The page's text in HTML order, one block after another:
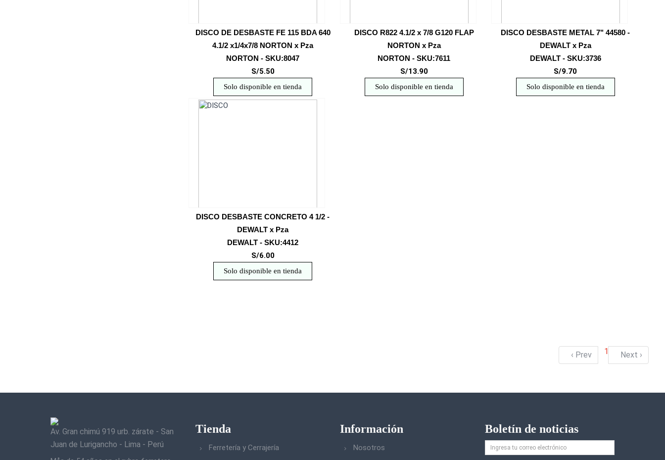
DISCO DE DESBASTE FE 115 BDA 640
4.1/2 x1/4x7/8 NORTON x Pza
NORTON - SKU:8047
S/5.50
Solo disponible en tienda
DISCO R822 4.1/2 x 7/8 G120 FLAP
NORTON x Pza
NORTON - SKU:7611
S/13.90
Solo disponible en tienda
DISCO DESBASTE METAL 7" 44580 -
DEWALT x Pza
DEWALT - SKU:3736
S/9.70
Solo disponible en tienda
DISCO DESBASTE CONCRETO 4 1/2 -
DEWALT x Pza
DEWALT - SKU:4412
S/6.00
Solo disponible en tienda
‹ Prev 1 Next ›
Av. Gran chimú 919 urb. zárate - San
Juan de Lurigancho - Lima - Perú
Tienda
Ferretería y Cerrajería
Información
Nosotros
Boletín de noticias